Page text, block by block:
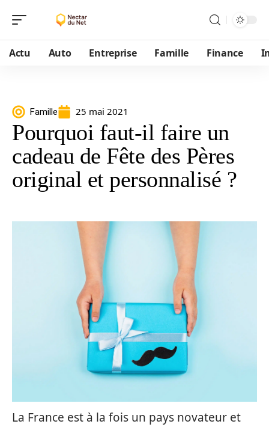
Actu Auto Entreprise Famille Finance
Famille 25 mai 2021
Pourquoi faut-il faire un
cadeau de Fête des Pères
original et personnalisé ?
La France est à la fois un pays novateur et